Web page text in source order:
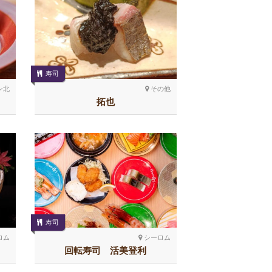
北 その他
寿司
拓也
ム シーロム
寿司
回転寿司 活美登利